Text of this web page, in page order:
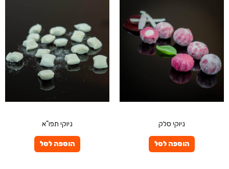
ניוקי סלק
הוספה לסל
ניוקי תפו"א
הוספה לסל